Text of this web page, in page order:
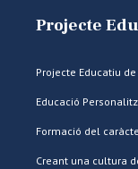
Projecte
Projecte Educatiu de
Educació
Formació del
Creant una cultura